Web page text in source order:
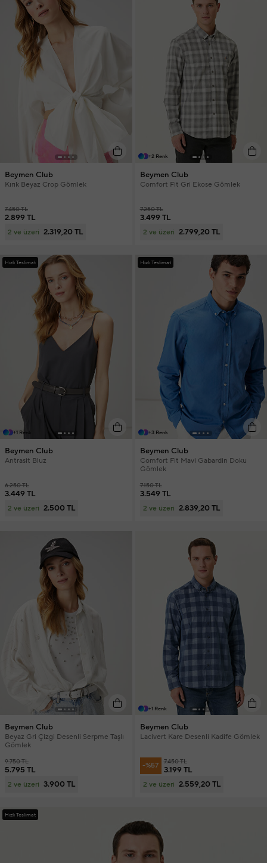
Beymen Club
Kırık Beyaz Crop Gömlek
7.450 TL
2.899 TL
2 ve üzeri 2.319,20 TL
+2 Renk
Beymen Club
Comfort Fit Gri Ekose Gömlek
7.250 TL
3.499 TL
2 ve üzeri 2.799,20 TL
Hızlı Teslimat
+1 Renk
Beymen Club
Antrasit Bluz
6.250 TL
3.449 TL
2 ve üzeri 2.500 TL
Hızlı Teslimat
+3 Renk
Beymen Club
Comfort Fit Mavi Gabardin Doku
Gömlek
7.150 TL
3.549 TL
2 ve üzeri 2.839,20 TL
Beymen Club
Beyaz Gri Çizgi Desenli Serpme Taşlı
Gömlek
9.750 TL
5.795 TL
2 ve üzeri 3.900 TL
+1 Renk
Beymen Club
Lacivert Kare Desenli Kadife Gömlek
-%57 7.450 TL
3.199 TL
2 ve üzeri 2.559,20 TL
Hızlı Teslimat